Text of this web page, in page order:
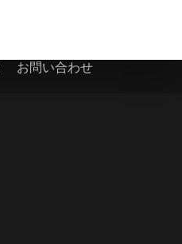
お問い合わせ